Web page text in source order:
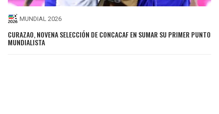
MUNDIAL 2026
CURAZAO, NOVENA SELECCIÓN DE CONCACAF EN SUMAR SU PRIMER PUNTO
MUNDIALISTA